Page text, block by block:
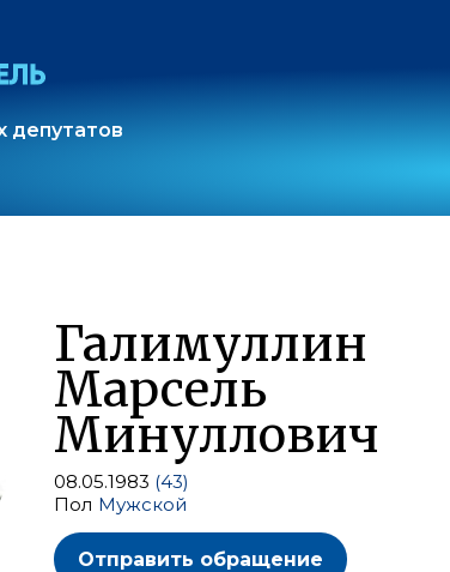
депутатов
Галимуллин
Марсель
Минуллович
08.05.1983 (43)
Пол Мужской
Отправить обращение